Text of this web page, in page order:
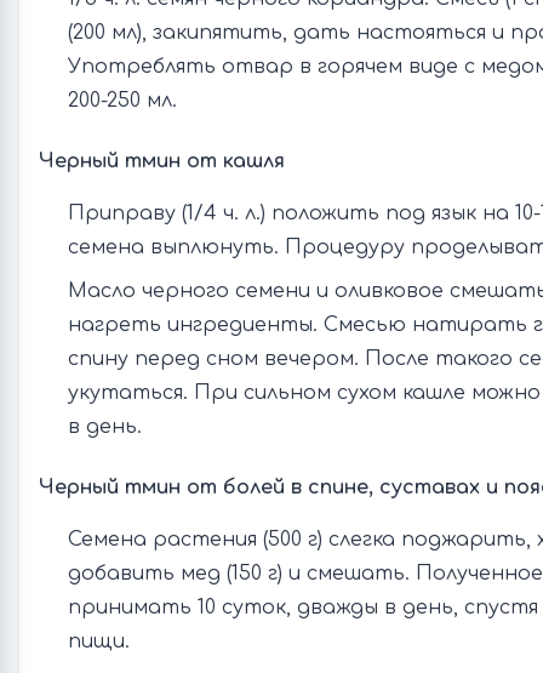
(200 мл), закипятить, дать настояться и
Употреблять отвар в горячем виде с
200-250 мл.
Черный тмин от кашля
Приправу (1/4 ч. л.) положить под язык на
семена выплюнуть. Процедуру
Масло черного семени и оливковое
нагреть ингредиенты. Смесью натирать
спину перед сном вечером. После такого
укутаться. При сильном сухом кашле
в день.
Черный тмин от болей в спине, суставах и
Семена растения (500 г) слегка
добавить мед (150 г) и смешать.
принимать 10 суток, дважды в день,
пищи.